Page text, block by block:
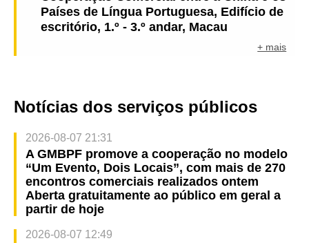
Países de Língua Portuguesa, Edifício de
escritório, 1.º - 3.º andar, Macau
+ mais
Notícias dos serviços públicos
2026-08-07 21:31
A GMBPF promove a cooperação no modelo
“Um Evento, Dois Locais”, com mais de 270
encontros comerciais realizados ontem
Aberta gratuitamente ao público em geral a
partir de hoje
2026-08-07 12:49